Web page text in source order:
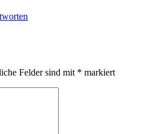
Felder sind mit * markiert